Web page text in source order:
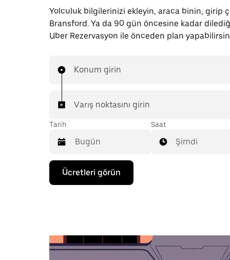
Yolculuk bilgilerinizi ekleyin, araca binin, girip
Bransford. Ya da 90 gün öncesine kadar
Uber Rezervasyon ile önceden plan
Konum girin
Varış noktasını girin
Tarih
Takvimle
etkileşime
geçmek
aşağı
ok
Saat
Şimdi
Ücretleri görün